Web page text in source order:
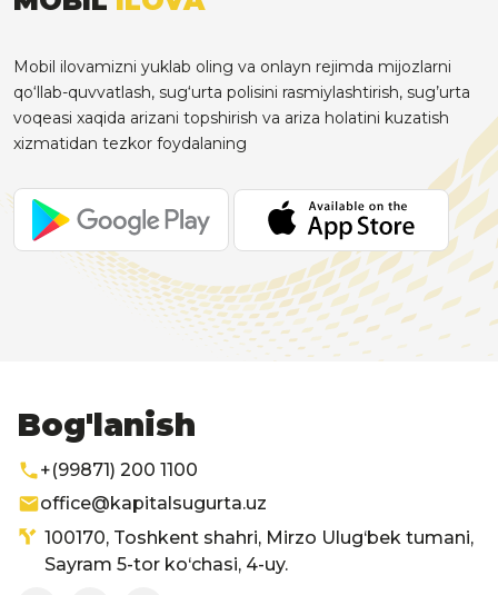
Mobil ilovamizni yuklab oling va onlayn rejimda mijozlarni
qo‘llab-quvvatlash, sug‘urta polisini rasmiylashtirish, sug’urta
voqeasi xaqida arizani topshirish va ariza holatini kuzatish
xizmatidan tezkor foydalaning
Bog'lanish
+(99871) 200 1100
office@kapitalsugurta.uz
100170, Toshkent shahri, Mirzo Ulug‘bek tumani,
Sayram 5-tor ko‘chasi, 4-uy.